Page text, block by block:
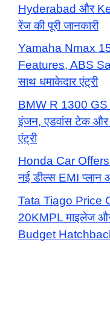
Hyderabad और
रेंज की पूरी जानकारी
Yamaha Nmax
Features, ABS
साथ धमाकेदार एंट्री
BMW R 1300 GS
इंजन, एडवांस टेक और
एंट्री
Honda Car
नई डील्स EMI प्लान
Tata Tiago Price
20KMPL माइलेज
Budget